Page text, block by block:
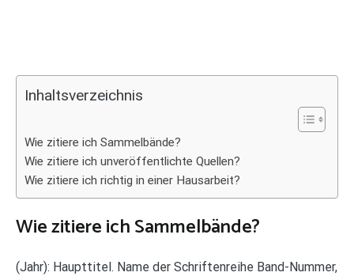
Inhaltsverzeichnis
Wie zitiere ich Sammelbände?
Wie zitiere ich unveröffentlichte Quellen?
Wie zitiere ich richtig in einer Hausarbeit?
Wie zitiere ich Sammelbände?
(Jahr): Haupttitel. Name der Schriftenreihe Band-Nummer,